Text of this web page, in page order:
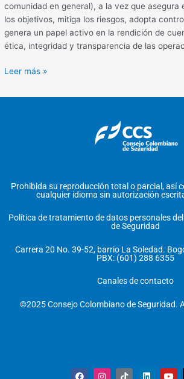
comunidad en general), a la vez que asegura
los objetivos, mitiga los riesgos, adopta
genera un papel activo en la rendición de
ética, integridad y transparencia de las
Leer más »
Prohibida su reproducción total o parcial, así
cualquier idioma sin autorización
Política de tratamiento de datos personales
de Seguridad
Carrera 20 No. 39-52, barrio La Soledad.
PBX: (601) 288 6355
Canales de contacto
©2025 Consejo Colombiano de Seguridad.
F
I
T
L
Y